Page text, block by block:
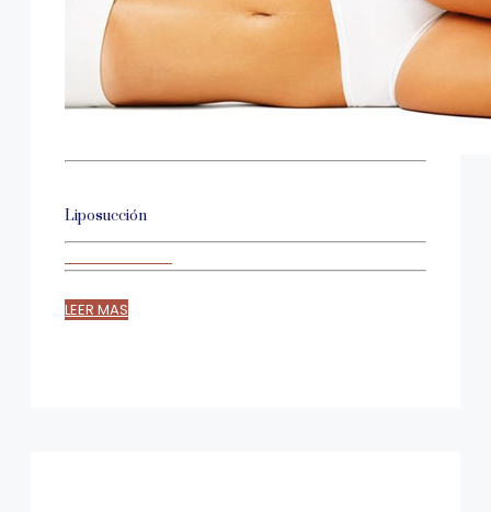
Liposucción
LEER MAS